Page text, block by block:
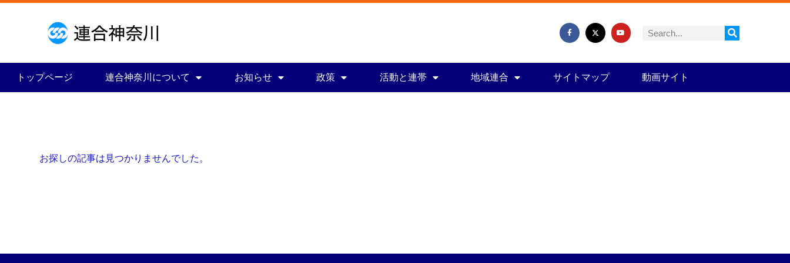
トップページ 連合神奈川について お知らせ 政策 活動と連帯 地域連合 サイトマップ 動画サイト
お探しの記事は見つかりませんでした。